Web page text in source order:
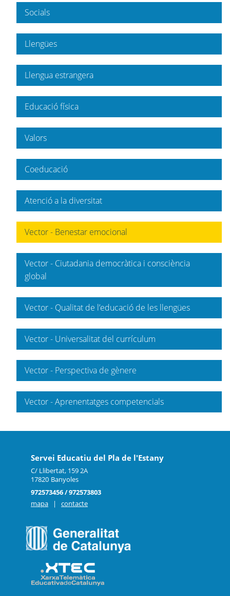
Socials
Llengües
Llengua estrangera
Educació física
Valors
Coeducació
Atenció a la diversitat
Vector - Benestar emocional
Vector - Ciutadania democràtica i consciència
global
Vector - Qualitat de l’educació de les llengües
Vector - Universalitat del currículum
Vector - Perspectiva de gènere
Vector - Aprenentatges competencials
Servei Educatiu del Pla de l'Estany
C/ Llibertat, 159 2A
17820 Banyoles
972573456 / 972573803
mapa
| contacte